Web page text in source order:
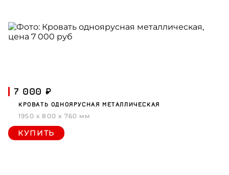
7 000 ₽
КРОВАТЬ ОДНОЯРУСНАЯ МЕТАЛЛИЧЕСКАЯ
1950 x 800 x 760 мм
КУПИТЬ